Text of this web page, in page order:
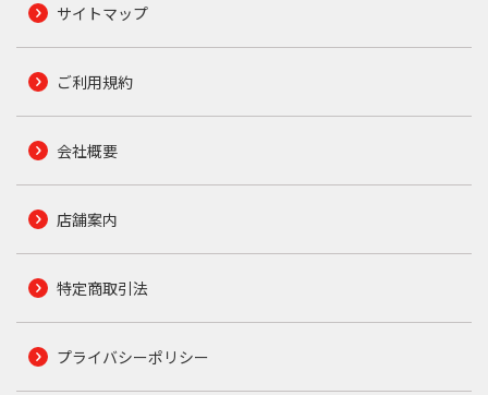
サイトマップ
ご利用規約
会社概要
店舗案内
特定商取引法
プライバシーポリシー